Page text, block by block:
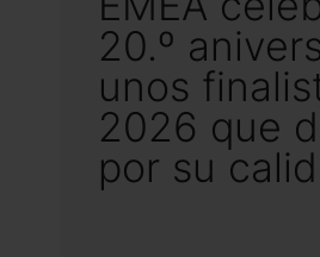
20.º
unos
2026 que
por su